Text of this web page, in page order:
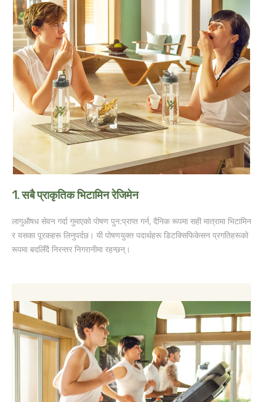
1.सबै प्राकृतिक भिटामिन रेजिमेन
लागुऔषध सेवन गर्दा गुमाएको पोषण पुन:प्राप्त गर्न, दैनिक रूपमा सही मात्रामा भिटामिन
र यसका पूरकहरू लिनुपर्दछ। यी पोषणयुक्त पदार्थहरू डिटक्सिफिकेसन प्रगतिहरूको
रूपमा बदलिँदै निरन्तर निगरानीमा रहन्छन्।